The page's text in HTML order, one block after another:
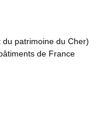
du patrimoine du Cher)
de France